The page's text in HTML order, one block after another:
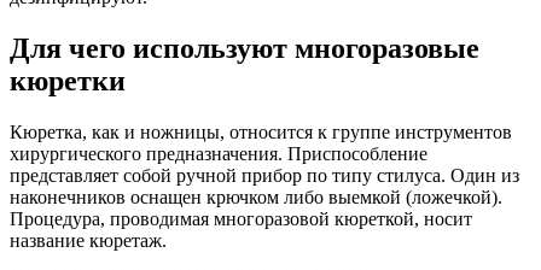
Для чего используют многоразовые
кюретки
Кюретка, как и ножницы, относится к группе инструментов
хирургического предназначения. Приспособление
представляет собой ручной прибор по типу стилуса. Один из
наконечников оснащен крючком либо выемкой (ложечкой).
Процедура, проводимая многоразовой кюреткой, носит
название кюретаж.